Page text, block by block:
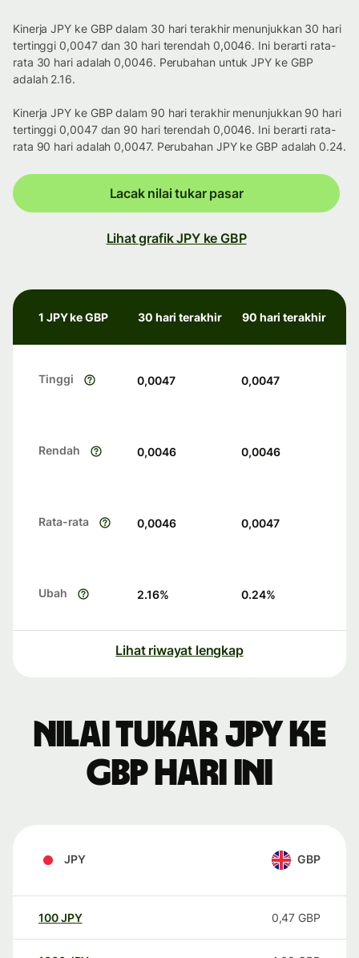
Kinerja JPY ke GBP dalam 30 hari terakhir menunjukkan 30 hari
tertinggi 0,0047 dan 30 hari terendah 0,0046. Ini berarti rata-
rata 30 hari adalah 0,0046. Perubahan untuk JPY ke GBP
adalah 2.16.
Kinerja JPY ke GBP dalam 90 hari terakhir menunjukkan 90 hari
tertinggi 0,0047 dan 90 hari terendah 0,0046. Ini berarti rata-
rata 90 hari adalah 0,0047. Perubahan JPY ke GBP adalah 0.24.
Lacak nilai tukar pasar
Lihat grafik JPY ke GBP
1 JPY ke GBP 30 hari terakhir 90 hari terakhir
Tinggi 0,0047 0,0047
Rendah 0,0046 0,0046
Rata-rata 0,0046 0,0047
Ubah 2.16% 0.24%
Lihat riwayat lengkap
Nilai tukar JPY ke
GBP hari ini
JPY GBP
100JPY 0,47 GBP